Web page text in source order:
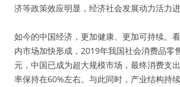
济等政策效应明显，经济社会发展动力活力进
如今的中国经济，更加健康、更加可持续。
内市场加快形成，2019年我国社会消费品零
元，中国已成为超大规模市场，最终消费支
率保持在60%左右。与此同时，产业结构持